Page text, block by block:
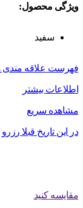
ویژگی محصول:
سفید
فهرست علاقه مندی
اطلاعات بیشتر
مشاهده سریع
در این تاریخ قبلا
مقایسه کنید